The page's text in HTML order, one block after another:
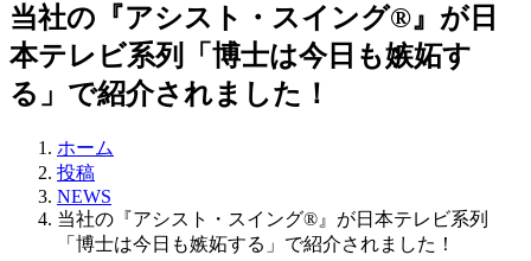
当社の『アシスト・スイング®』が日
本テレビ系列「博士は今日も嫉妬す
る」で紹介されました！
ホーム
投稿
NEWS
当社の『アシスト・スイング®』が日本テレビ系列
「博士は今日も嫉妬する」で紹介されました！